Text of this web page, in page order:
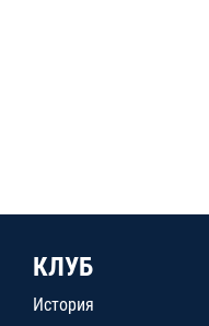
КЛУБ
История